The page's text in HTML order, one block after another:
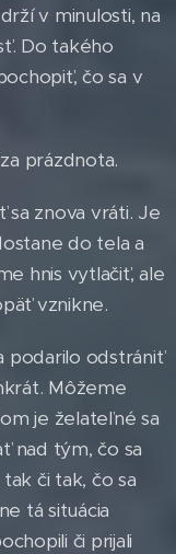
v minulosti, na
Do takého
čo sa v
prázdnota.
sa znova vráti. Je
do tela a
hnis vytlačiť, ale
vznikne.
podarilo odstrániť
Môžeme
je želateľné sa
nad tým, čo sa
či tak, čo sa
tá situácia
či prijali